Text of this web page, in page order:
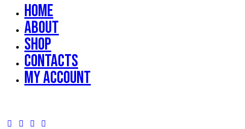
Home
About
Shop
Contacts
My account